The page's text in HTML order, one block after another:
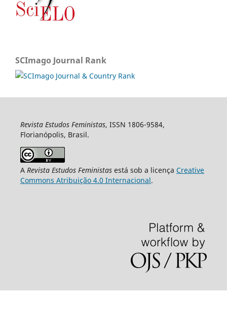
SCImago Journal Rank
Revista Estudos Feministas, ISSN 1806-9584,
Florianópolis, Brasil.
A Revista Estudos Feministasestá sob a licença Creative
Commons Atribuição 4.0 Internacional.